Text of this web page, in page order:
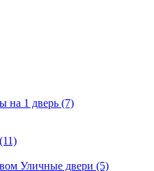
на 1 дверь (7)
Уличные двери (5)